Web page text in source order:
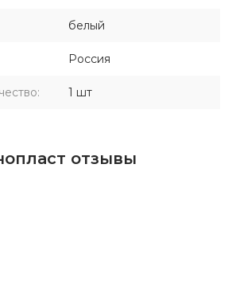
белый
Россия
1 шт
отзывы